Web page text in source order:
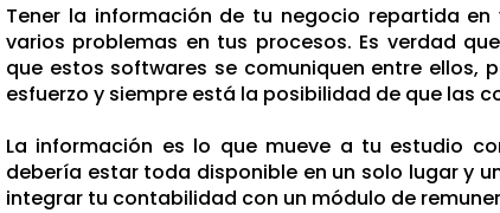
Tener la información de tu negocio repartida
varios problemas en tus procesos. Es verdad
que estos softwares se comuniquen entre ellos,
esfuerzo y siempre está la posibilidad de que las
La información es lo que mueve a tu estudio
debería estar toda disponible en un solo lugar y
integrar tu contabilidad con un módulo de